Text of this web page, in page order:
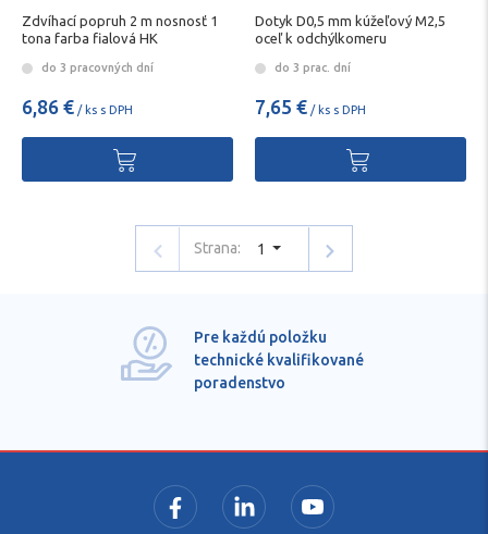
Zdvíhací popruh 2 m nosnosť 1
tona farba fialová HK
do 3 pracovných dní
6,86 € / ks s DPH
Dotyk D0,5 mm kúžeľový M2,5
oceľ k odchýlkomeru
do 3 prac. dní
7,65 € / ks s DPH
Strana: 1
Pre každú položku
technické kvalifikované
poradenstvo